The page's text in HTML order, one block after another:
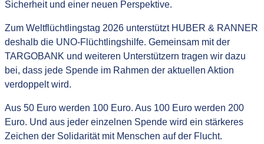
Sicherheit und einer neuen Perspektive.
Zum Weltflüchtlingstag 2026 unterstützt HUBER & RANNER
deshalb die UNO-Flüchtlingshilfe. Gemeinsam mit der
TARGOBANK und weiteren Unterstützern tragen wir dazu
bei, dass jede Spende im Rahmen der aktuellen Aktion
verdoppelt wird.
Aus 50 Euro werden 100 Euro. Aus 100 Euro werden 200
Euro. Und aus jeder einzelnen Spende wird ein stärkeres
Zeichen der Solidarität mit Menschen auf der Flucht.